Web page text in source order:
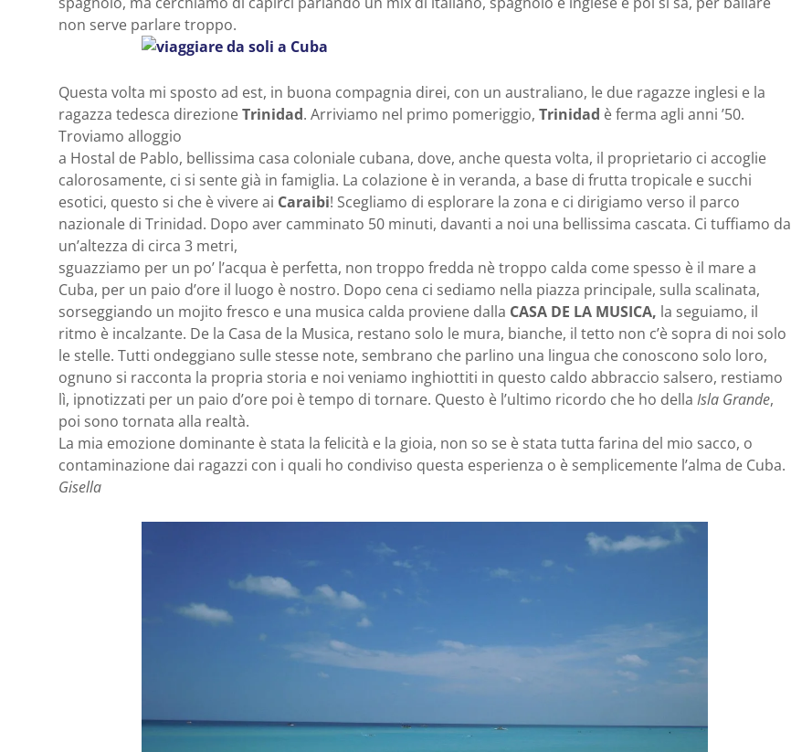
non serve parlare troppo.
Questa volta mi sposto ad est, in buona compagnia direi, con un australiano, le due ragazze inglesi e la
ragazza tedesca direzioneTrinidad. Arriviamo nel primo pomeriggio, Trinidad è ferma agli anni ’50.
Troviamo alloggio
a Hostal de Pablo, bellissima casa coloniale cubana, dove, anche questa volta, il proprietario ci accoglie
calorosamente, ci si sente già in famiglia. La colazione è in veranda, a base di frutta tropicale e succhi
esotici, questo si che è vivere ai Caraibi! Scegliamo di esplorare la zona e ci dirigiamo verso il parco
nazionale di Trinidad. Dopo aver camminato 50 minuti, davanti a noi una bellissima cascata. Ci tuffiamo da
un’altezza di circa 3 metri,
sguazziamo per un po’ l’acqua è perfetta, non troppo fredda nè troppo calda come spesso è il mare a
Cuba, per un paio d’ore il luogo è nostro. Dopo cena ci sediamo nella piazza principale, sulla scalinata,
sorseggiando un mojito fresco e una musica calda proviene dalla CASA DE LA MUSICA, la seguiamo, il
ritmo è incalzante. De la Casa de la Musica, restano solo le mura, bianche, il tetto non c’è sopra di noi solo
le stelle. Tutti ondeggiano sulle stesse note, sembrano che parlino una lingua che conoscono solo loro,
ognuno si racconta la propria storia e noi veniamo inghiottiti in questo caldo abbraccio salsero, restiamo
lì, ipnotizzati per un paio d’ore poi è tempo di tornare. Questo è l’ultimo ricordo che ho della Isla Grande,
poi sono tornata alla realtà.
La mia emozione dominante è stata la felicità e la gioia, non so se è stata tutta farina del mio sacco, o
contaminazione dai ragazzi con i quali ho condiviso questa esperienza o è semplicemente l’alma de Cuba.
Gisella